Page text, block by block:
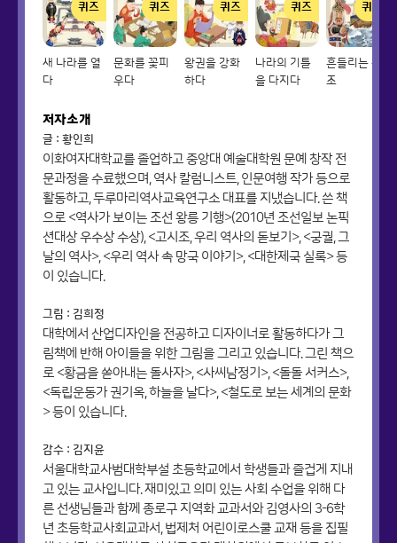
퀴즈
새 나라를 열
다
퀴즈
문화를 꽃피
우다
퀴즈
왕권을 강화
하다
퀴즈
나라의 기틀
을 다지다
퀴즈
흔들리는 왕
조
저자소개
글 : 황인희
이화여자대학교를 졸업하고 중앙대 예술대학원 문예 창작 전
문과정을 수료했으며, 역사 칼럼니스트, 인문여행 작가 등으로
활동하고, 두루마리역사교육연구소 대표를 지냈습니다. 쓴 책
으로 <역사가 보이는 조선 왕릉 기행>(2010년 조선일보 논픽
션대상 우수상 수상), <고시조, 우리 역사의 돋보기>, <궁궐, 그
날의 역사>, <우리 역사 속 망국 이야기>, <대한제국 실록> 등
이 있습니다.
그림 : 김희정
대학에서 산업디자인을 전공하고 디자이너로 활동하다가 그
림책에 반해 아이들을 위한 그림을 그리고 있습니다. 그린 책으
로 <황금을 쏟아내는 돌사자>, <사씨남정기>, <돌돌 서커스>,
<독립운동가 권기옥, 하늘을 날다>, <철도로 보는 세계의 문화
> 등이 있습니다.
감수 : 김지윤
서울대학교사범대학부설 초등학교에서 학생들과 즐겁게 지내
고 있는 교사입니다. 재미있고 의미 있는 사회 수업을 위해 다
른 선생님들과 함께 종로구 지역화 교과서와 김영사의 3-6학
년 초등학교사회교과서, 법제처 어린이로스쿨 교재 등을 집필